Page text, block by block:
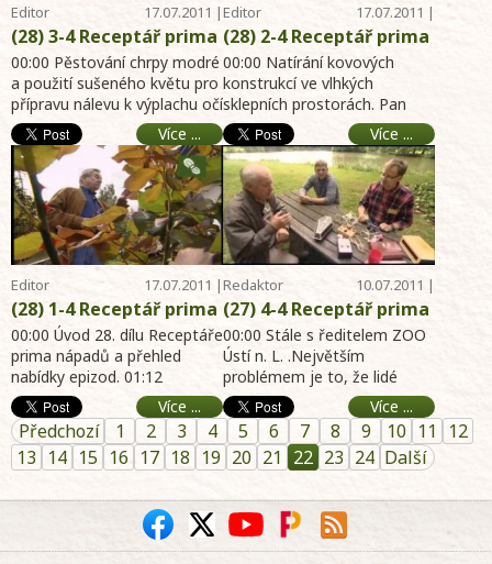
Editor
Telereceptáře
17.07.2011 |
13:14
(28) 3-4 Receptář prima
nápadů online -
Pěstování a použití
chrpy - Člověk a pes -
Nová soutěž URSA -
Chov ryb v rybníce -
internet archiv hobby
magazín 17.7.2011 -
zahrada, dům, byt,
chalupa
00:00 Pěstování chrpy modré
a použití sušeného květu pro
přípravu nálevu k výplachu očí
a čaje. Doporučení míchat su
...
Více ...
Editor
Telereceptáře
17.07.2011 |
13:12
(28) 2-4 Receptář prima
nápadů online -
Natírání vlhkých
konstrukcí - Nová
soutěž Priessnitz -
Původní louky -
Zateplování minerální
vlnou - Mlýn Podhora -
internet archiv hobby
magazín 17.7.2011 -
zahrada, dům, byt,
chalupa
00:00 Natírání kovových
konstrukcí ve vlhkých
sklepních prostorách. Pan
Miroslav Koubek radí jak na
to. Speciální blokační ...
Více ...
Editor
Telereceptáře
17.07.2011 |
13:08
(28) 1-4 Receptář prima
nápadů online - CHKO
Český ráj - Růžová
školka Kunratice - U
Josefa Vinkláře na
chalupě - Vítězové
soutěže - Pěstování
leknínů - internet
archiv hobby magazín
17.7.2011 - zahrada,
dům, byt, chalupa
00:00 Úvod 28. dílu Receptáře
prima nápadů a přehled
nabídky epizod. 01:12
Receptář prima nápadů
navštíví Český ráj, ...
Více ...
Redaktor
Telereceptáře
10.07.2011 |
17:38
(27) 4-4 Receptář prima
nápadů online - ZOO
Ustí nad Labem s
ředitelem - Pozvánky
na výstavy - Muzeum
Jičín - internet archiv
hobby magazín
10.7.2011 - zahrada,
dům, byt, chalupa
00:00 Stále s ředitelem ZOO
Ústí n. L. .Největším
problémem je to, že lidé
přeceňují svoje chovatelské
dispozice a pak p ...
Více ...
Předchozí 1 2 3 4 5 6 7 8 9 10 11
12
13 14 15 16 17 18 19 20 21 22 23 24 Další